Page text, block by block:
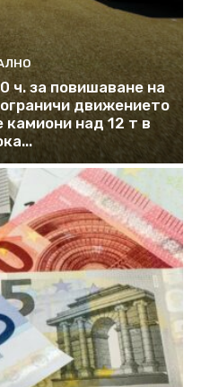
ч. за повишаване на
движението
над 12 т в